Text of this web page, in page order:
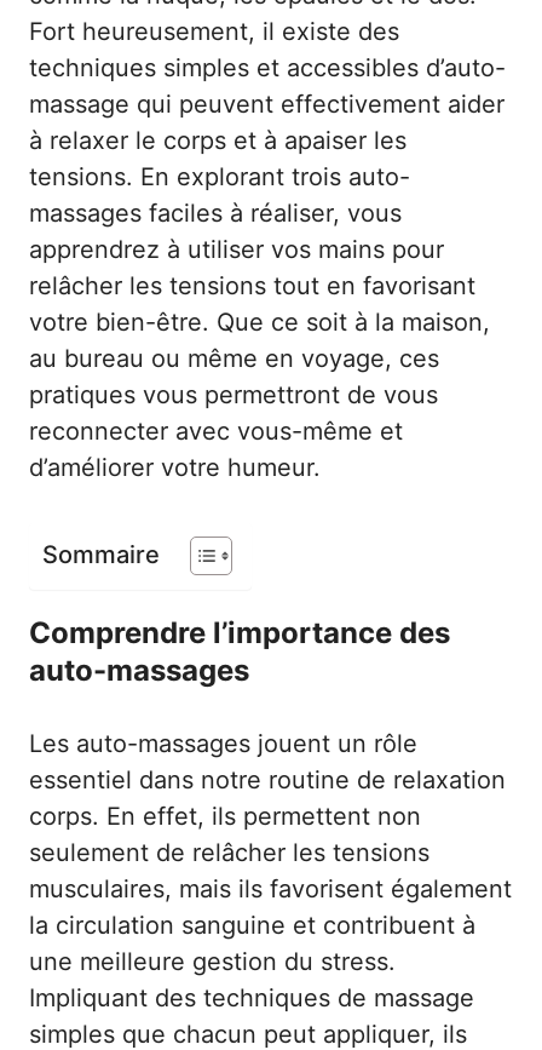
Fort heureusement, il existe des
techniques simples et accessibles d’auto-
massage qui peuvent effectivement aider
à relaxer le corps et à apaiser les
tensions. En explorant trois auto-
massages faciles à réaliser, vous
apprendrez à utiliser vos mains pour
relâcher les tensions tout en favorisant
votre bien-être. Que ce soit à la maison,
au bureau ou même en voyage, ces
pratiques vous permettront de vous
reconnecter avec vous-même et
d’améliorer votre humeur.
Sommaire
Comprendre l’importance des
auto-massages
Les auto-massages jouent un rôle
essentiel dans notre routine de relaxation
corps. En effet, ils permettent non
seulement de relâcher les tensions
musculaires, mais ils favorisent également
la circulation sanguine et contribuent à
une meilleure gestion du stress.
Impliquant des techniques de massage
simples que chacun peut appliquer, ils